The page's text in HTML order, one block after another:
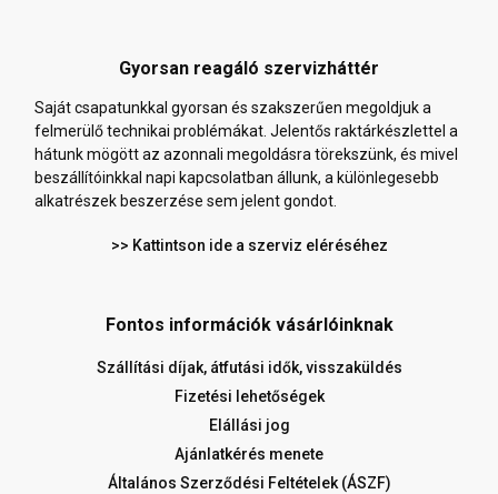
Gyorsan reagáló szervizháttér
Saját csapatunkkal gyorsan és szakszerűen megoldjuk a
felmerülő technikai problémákat. Jelentős raktárkészlettel a
hátunk mögött az azonnali megoldásra törekszünk, és mivel
beszállítóinkkal napi kapcsolatban állunk, a különlegesebb
alkatrészek beszerzése sem jelent gondot.
>> Kattintson ide a szerviz eléréséhez
Fontos információk vásárlóinknak
Szállítási díjak, átfutási idők, visszaküldés
Fizetési lehetőségek
Elállási jog
Ajánlatkérés menete
Általános Szerződési Feltételek (ÁSZF)